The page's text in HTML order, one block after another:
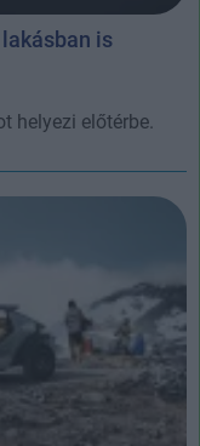
is
helyezi előtérbe.